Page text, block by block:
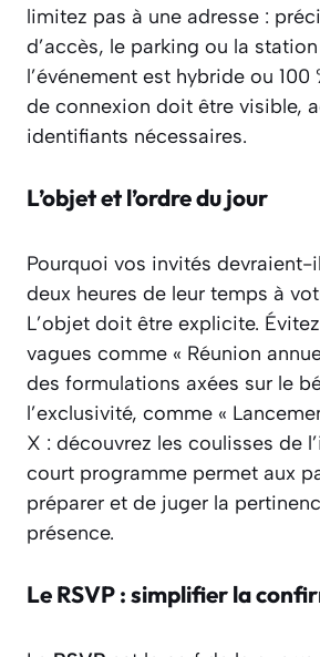
limitez pas à une adresse :
d’accès, le parking ou la
l’événement est hybride ou
de connexion doit être visible,
identifiants nécessaires.
L’objet et l’ordre du jour
Pourquoi vos invités devraient-
deux heures de leur temps à
L’objet doit être explicite.
vagues comme « Réunion
des formulations axées sur le
l’exclusivité, comme «
X : découvrez les coulisses de
court programme permet aux
préparer et de juger la
présence.
Le RSVP : simplifier la